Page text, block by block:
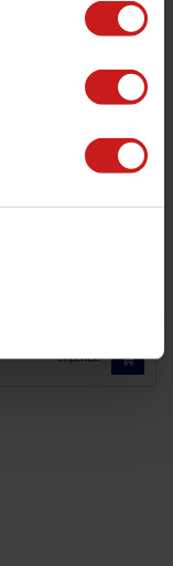
Disponible